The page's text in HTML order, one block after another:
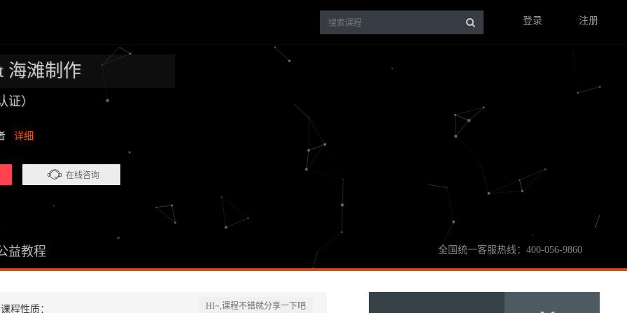
登录 注册
海滩制作
）
详细
在线咨询
益教程 全国统一客服热线：400-056-9860
HI~,课程不错就分享一下吧
课程性质：